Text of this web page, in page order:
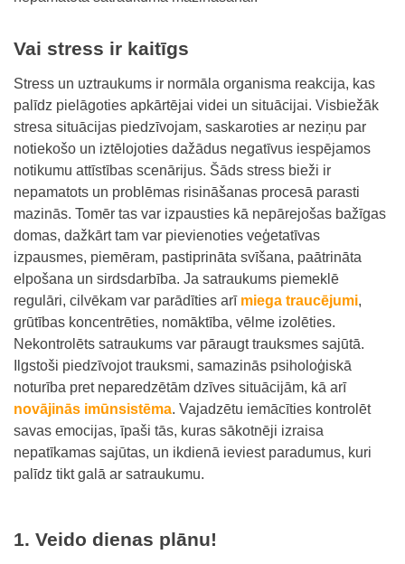
Vai stress ir kaitīgs
Stress un uztraukums ir normāla organisma reakcija, kas
palīdz pielāgoties apkārtējai videi un situācijai. Visbiežāk
stresa situācijas piedzīvojam, saskaroties ar neziņu par
notiekošo un iztēlojoties dažādus negatīvus iespējamos
notikumu attīstības scenārijus. Šāds stress bieži ir
nepamatots un problēmas risināšanas procesā parasti
mazinās. Tomēr tas var izpausties kā nepārejošas bažīgas
domas, dažkārt tam var pievienoties veģetatīvas
izpausmes, piemēram, pastiprināta svīšana, paātrināta
elpošana un sirdsdarbība. Ja satraukums piemeklē
regulāri, cilvēkam var parādīties arī miega traucējumi,
grūtības koncentrēties, nomāktība, vēlme izolēties.
Nekontrolēts satraukums var pāraugt trauksmes sajūtā.
Ilgstoši piedzīvojot trauksmi, samazinās psiholoģiskā
noturība pret neparedzētām dzīves situācijām, kā arī
novājinās imūnsistēma. Vajadzētu iemācīties kontrolēt
savas emocijas, īpaši tās, kuras sākotnēji izraisa
nepatīkamas sajūtas, un ikdienā ieviest paradumus, kuri
palīdz tikt galā ar satraukumu.
1. Veido dienas plānu!